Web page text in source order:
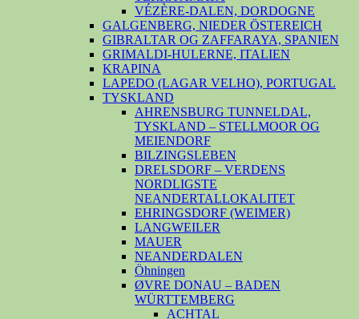
VÉZÈRE-DALEN, DORDOGNE
GALGENBERG, NIEDER ÖSTEREICH
GIBRALTAR OG ZAFFARAYA, SPANIEN
GRIMALDI-HULERNE, ITALIEN
KRAPINA
LAPEDO (LAGAR VELHO), PORTUGAL
TYSKLAND
AHRENSBURG TUNNELDAL,
TYSKLAND – STELLMOOR OG
MEIENDORF
BILZINGSLEBEN
DRELSDORF – VERDENS
NORDLIGSTE
NEANDERTALLOKALITET
EHRINGSDORF (WEIMER)
LANGWEILER
MAUER
NEANDERDALEN
Öhningen
ØVRE DONAU – BADEN
WÜRTTEMBERG
ACHTAL